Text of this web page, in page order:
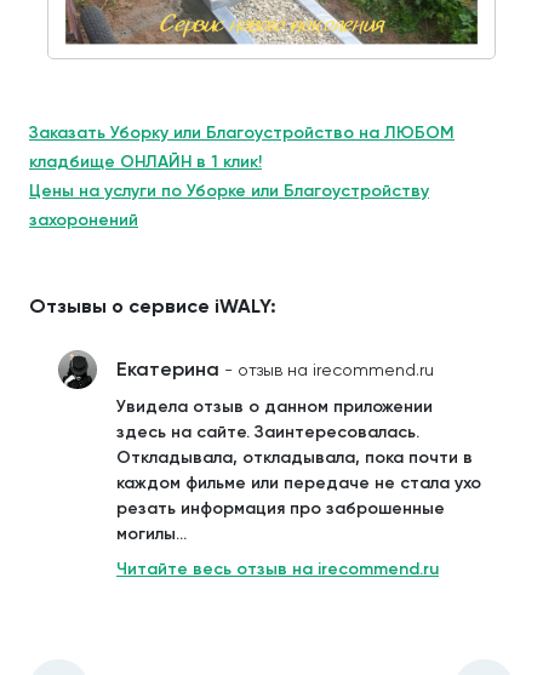
Заказать Уборку или Благоустройство на ЛЮБОМ
кладбище ОНЛАЙН в 1 клик!
Цены на услуги по Уборке или Благоустройству
захоронений
Отзывы о сервисе iWALY:
Екатерина - отзыв на irecommend.ru
Увидела отзыв о данном приложении
здесь на сайте. Заинтересовалась.
Откладывала, откладывала, пока почти в
каждом фильме или передаче не стала ухо
резать информация про заброшенные
могилы...
Читайте весь отзыв на irecommend.ru